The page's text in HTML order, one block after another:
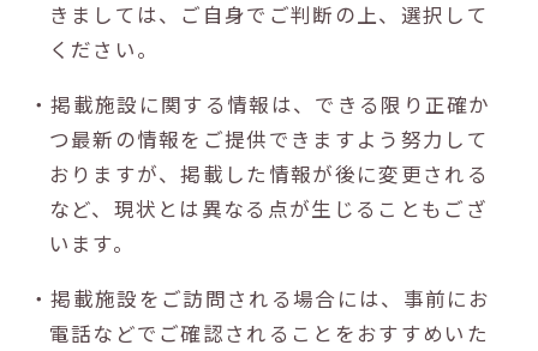
きましては、ご自身でご判断の上、選択して
ください。
・掲載施設に関する情報は、できる限り正確か
つ最新の情報をご提供できますよう努力して
おりますが、掲載した情報が後に変更される
など、現状とは異なる点が生じることもござ
います。
・掲載施設をご訪問される場合には、事前にお
電話などでご確認されることをおすすめいた